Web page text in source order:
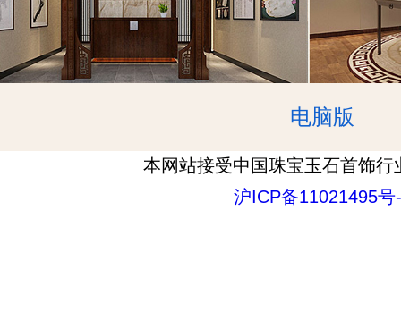
电脑版
本网站接受中国珠宝玉石首饰行
沪ICP备11021495号